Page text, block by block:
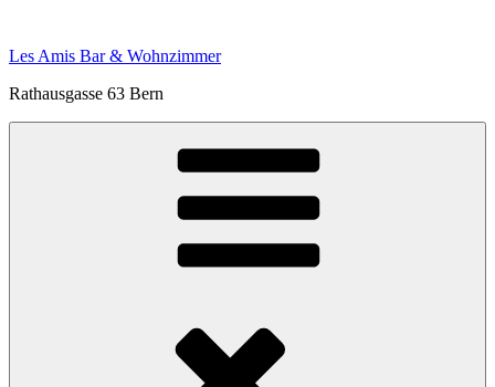
springen
Les Amis Bar & Wohnzimmer
Rathausgasse 63 Bern